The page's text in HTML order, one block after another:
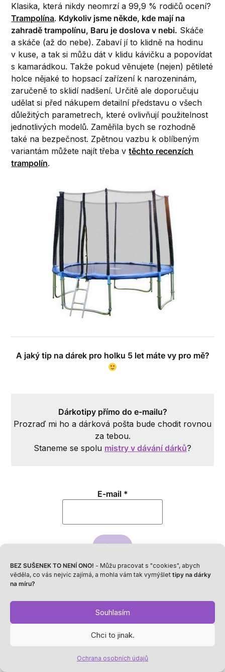
BEZ SUŠENEK TO NENÍ ONO! - Můžu pracovat s "cookies", abych
věděla, co vás nejvíc zajímá, a mohla vám tak vymýšlet tipy na dárky
na míru?
Souhlasím
Chci to jinak.
Ochrana osobních údajů
Klasika, která nikdy neomrzí a 99,9 % rodičů ocení?
Trampolína. Kdykoliv jsme někde, kde mají na
zahradě trampolínu, Baru je doslova v nebi. Skáče
a skáče (až do nebe). Zabaví jí to klidně na hodinu
v kuse, a tak si můžu dát v klidu kávičku a popovídat
s kamarádkou. Takže pokud věnujete (nejen) pětileté
holce nějaké to hopsací zařízení k narozeninám,
zaručeně to sklidí nadšení. Určitě ale doporučuju
udělat si před nákupem detailní představu o všech
důležitých parametrech, které ovlivňují použitelnost
jednotlivých modelů. Zaměřila bych se rozhodně
také na bezpečnost. Zpětnou vazbu k oblíbeným
variantám můžete najít třeba vtěchto recenzích
trampolín.
A jaký tip na dárek pro holku 5 let máte vy pro mě?
Dárkotipy přímo do e-mailu?
Prozraď mi ho a dárková pošta bude chodit rovnou
za tebou.
Staneme se spolu mistry v dávání dárků?
E-mail *
Napsat komentář
Vaše e-mailová adresa nebude zveřejněna.